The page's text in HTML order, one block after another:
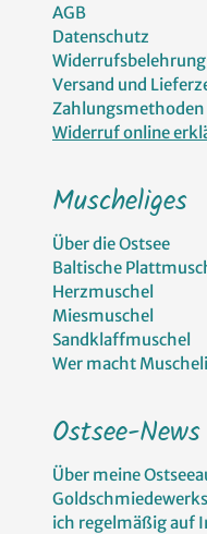
AGB
Datenschutz
Widerrufsbelehrung
Versand und
Zahlungsmethoden
Widerruf online
Muscheliges
Über die Ostsee
Baltische
Herzmuschel
Miesmuschel
Sandklaffmuschel
Wer macht
Ostsee-
Über meine
ich regelmäßig auf